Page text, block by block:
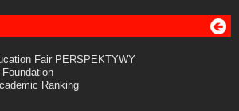
Fair PERSPEKTYWY
Ranking